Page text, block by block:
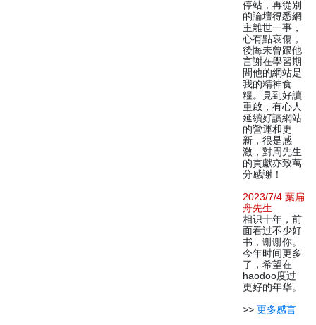
停站，再從別
的論壇得悉網
主離世一事，
心有點哀傷，
後悔未曾跟他
言謝在學習期
間他的網站是
我的精神食
糧。見到好讀
重啟，有心人
延續好讀網站
的營運和更
新，很是感
激，對周先生
的貢獻亦致萬
分感謝！
2023/7/4 葉扁
舟先生
相识十年，前
面看过不少好
书，谢谢你。
今年时间更多
了，希望在
haodoo度过
更好的年华。
>> 更多感言